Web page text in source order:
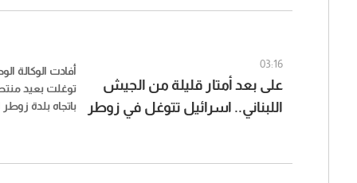
الطقس يستمر
المناطق
الموسمية
03:16
على بعد أمتار قليلة من الجيش
اللبناني.. اسرائيل تتوغل في زوطر
أفادت الوكالة
توغلت بعيد
باتجاه بلدة